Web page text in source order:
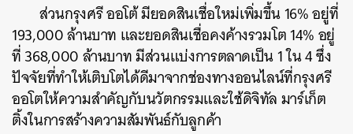
ส่วนกรุงศรี ออโต้ มียอดสินเชื่อใหม่เพิ่มขึ้น 16% อยู่ที่
193,000 ล้านบาท และยอดสินเชื่อคงค้างรวมโต 14% อยู่
ที่ 368,000 ล้านบาท มีส่วนแบ่งการตลาดเป็น 1 ใน 4 ซึ่ง
ปัจจัยที่ทำให้เติบโตได้ดีมาจากช่องทางออนไลน์ที่กรุงศรี
ออโตให้ความสำคัญกับนวัตกรรมและใช้ดิจิทัล มาร์เก็ต
ติ้งในการสร้างความสัมพันธ์กับลูกค้า